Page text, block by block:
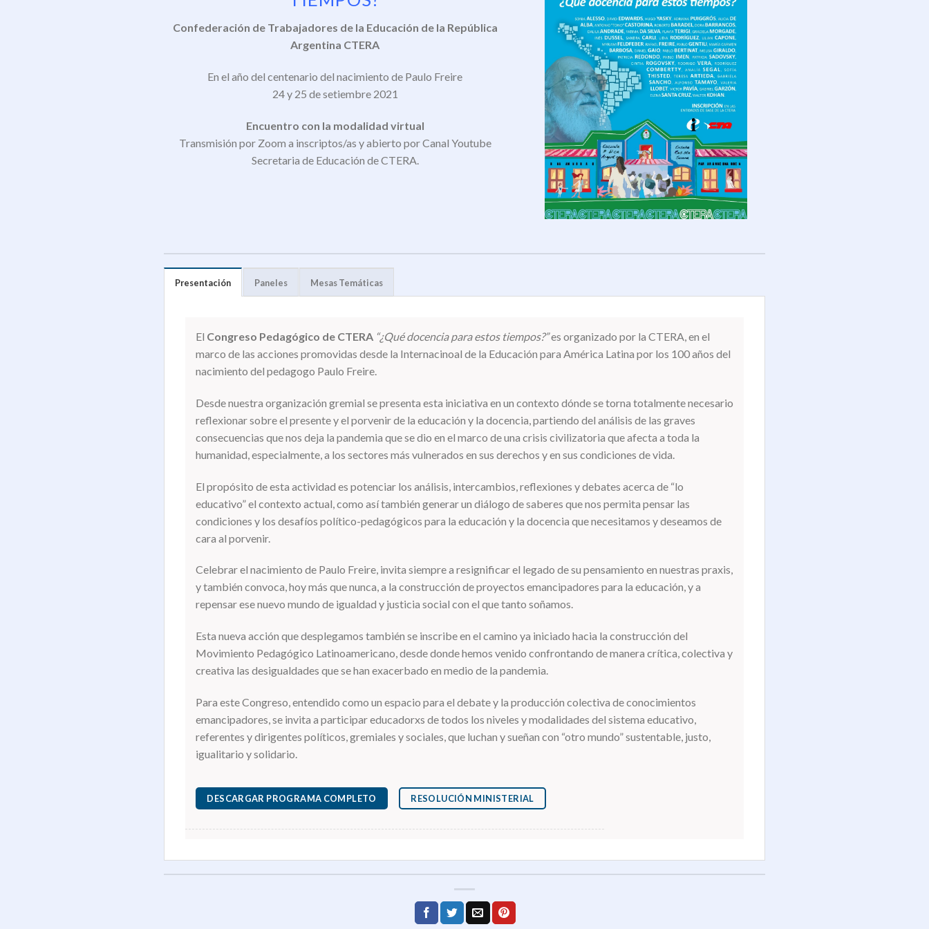
Confederación de Trabajadores de la Educación de la República
Argentina CTERA
En el año del centenario del nacimiento de Paulo Freire
24 y 25 de setiembre 2021
Encuentro con la modalidad virtual
Transmisión por Zoom a inscriptos/as y abierto por Canal Youtube
Secretaria de Educación de CTERA.
Presentación Paneles Mesas Temáticas
El Congreso Pedagógico de CTERA “¿Qué docencia para estos tiempos?”es organizado por la CTERA, en el
marco de las acciones promovidas desde la Internacinoal de la Educación para América Latina por los 100 años del
nacimiento del pedagogo Paulo Freire.
Desde nuestra organización gremial se presenta esta iniciativa en un contexto dónde se torna totalmente necesario
reflexionar sobre el presente y el porvenir de la educación y la docencia, partiendo del análisis de las graves
consecuencias que nos deja la pandemia que se dio en el marco de una crisis civilizatoria que afecta a toda la
humanidad, especialmente, a los sectores más vulnerados en sus derechos y en sus condiciones de vida.
El propósito de esta actividad es potenciar los análisis, intercambios, reflexiones y debates acerca de “lo
educativo” el contexto actual, como así también generar un diálogo de saberes que nos permita pensar las
condiciones y los desafíos político-pedagógicos para la educación y la docencia que necesitamos y deseamos de
cara al porvenir.
Celebrar el nacimiento de Paulo Freire, invita siempre a resignificar el legado de su pensamiento en nuestras praxis,
y también convoca, hoy más que nunca, a la construcción de proyectos emancipadores para la educación, y a
repensar ese nuevo mundo de igualdad y justicia social con el que tanto soñamos.
Esta nueva acción que desplegamos también se inscribe en el camino ya iniciado hacia la construcción del
Movimiento Pedagógico Latinoamericano, desde donde hemos venido confrontando de manera crítica, colectiva y
creativa las desigualdades que se han exacerbado en medio de la pandemia.
Para este Congreso, entendido como un espacio para el debate y la producción colectiva de conocimientos
emancipadores, se invita a participar educadorxs de todos los niveles y modalidades del sistema educativo,
referentes y dirigentes políticos, gremiales y sociales, que luchan y sueñan con “otro mundo” sustentable, justo,
igualitario y solidario.
DESCARGAR PROGRAMA COMPLETO RESOLUCIÓN MINISTERIAL